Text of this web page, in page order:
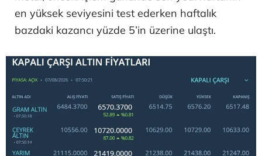
en yüksek seviyesini test ederken haftalık
bazdaki kazancı yüzde 5’in üzerine ulaştı.